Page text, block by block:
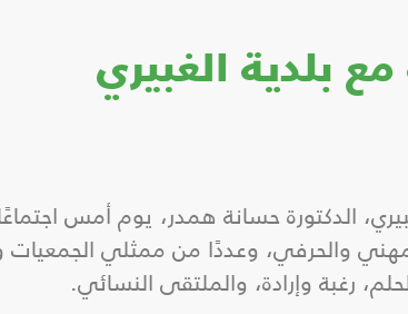
بلدية الغبيري
الدكتورة حسانة همدر، يوم أمس
والحرفي، وعددًا من ممثلي
رغبة وإرادة، والملتقى النسائي.